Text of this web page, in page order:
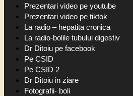
Prezentari video pe youtube
Prezentari video pe tiktok
La radio – hepatita cronica
La radio-bolile tubului digestiv
Dr Ditoiu pe facebook
Pe CSID
Pe CSID 2
Dr Ditoiu in ziare
Fotografii- boli